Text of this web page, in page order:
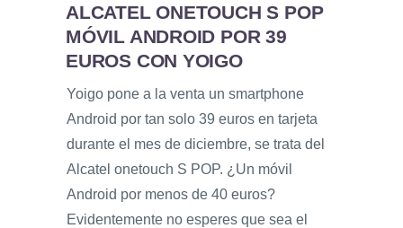
ALCATEL ONETOUCH S POP
MÓVIL ANDROID POR 39
EUROS CON YOIGO
Yoigo pone a la venta un smartphone
Android por tan solo 39 euros en tarjeta
durante el mes de diciembre, se trata del
Alcatel onetouch S POP. ¿Un móvil
Android por menos de 40 euros?
Evidentemente no esperes que sea el